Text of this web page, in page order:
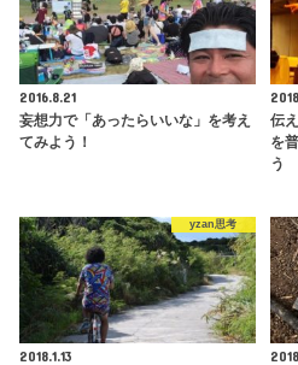
2016.8.21
妄想力で「あったらいいな」を考え
てみよう！
伝
を
う
yzan思考
2018.1.13